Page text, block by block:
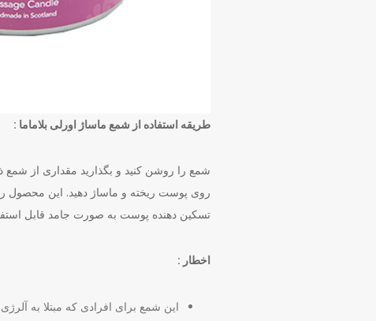
طریقه استفاده از شمع ماساژ اورلی بلاماما :
شمع را روشن کنید و بگذارید مقداری از شمع
روی پوست ریخته و ماساژ دهید. این محصول
تسکین دهنده پوست به صورت جامد قابل
اخطار :
این شمع برای افرادی که مبتلا به